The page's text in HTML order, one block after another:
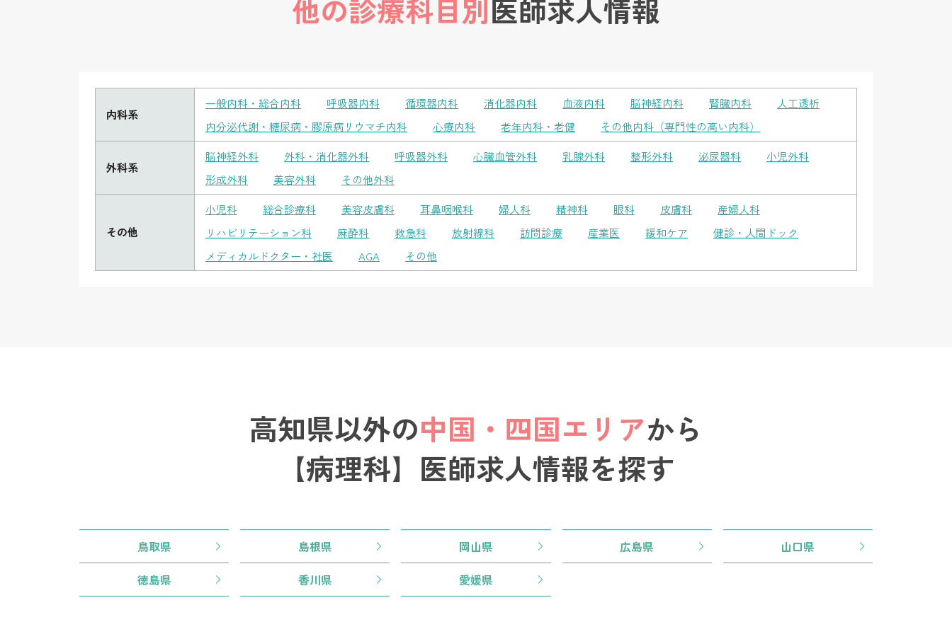
他の診療科目別 医師求人情報
内科系
一般内科・総合内科 呼吸器内科 循環器内科 消化器内科 血液内科 脳神経内科 腎臓内科
人工透析
内分泌代謝・糖尿病・膠原病リウマチ内科
心療内科 老年内科・老健 その他内科（専門性の高い内科）
外科系
脳神経外科 外科・消化器外科 呼吸器外科 心臓血管外科 乳腺外科 整形外科 泌尿器科
小児外科
形成外科
美容外科 その他外科
その他
小児科 総合診療科 美容皮膚科 耳鼻咽喉科 婦人科 精神科 眼科 皮膚科
産婦人科
リハビリテーション科
麻酔科 救急科 放射線科 訪問診療 産業医 緩和ケア
健診・人間ドック
メディカルドクター・社医
AGA その他
高知県以外の中国・四国エリアから
【病理科】医師求人情報を探す
鳥取県 島根県 岡山県 広島県
山口県
徳島県
香川県 愛媛県